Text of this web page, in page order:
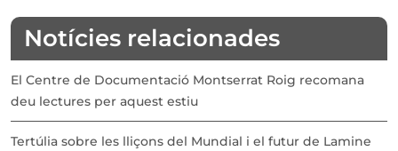
Notícies relacionades
El Centre de Documentació Montserrat Roig recomana
deu lectures per aquest estiu
Tertúlia sobre les lliçons del Mundial i el futur de Lamine